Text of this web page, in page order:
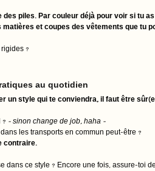
piles. Par couleur déjà pour voir si tu
et coupes des vêtements que tu
?
au quotidien
un style qui te conviendra, il faut être
? - sinon change de job, haha -
les transports en commun peut-être ?
contraire.
dans ce style ? Encore une fois, assure-toi